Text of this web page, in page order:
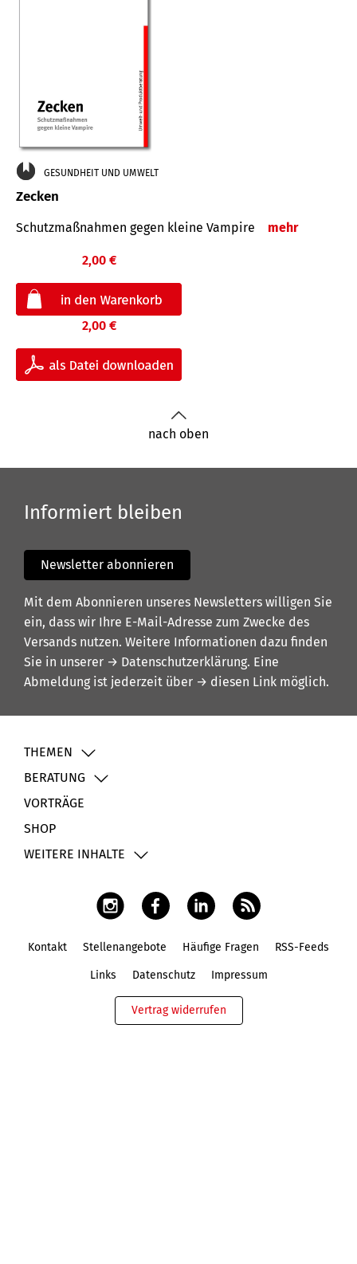
GESUNDHEIT UND UMWELT
Zecken
Schutz­maß­nahmen gegen kleine Vampire mehr
2,00 €
2,00 €
nach oben
Informiert bleiben
Newsletter abonnieren
Mit dem Abonnieren unseres Newsletters willigen Sie
ein, dass wir Ihre E-Mail-Adresse zum Zwecke des
Versands nutzen. Weitere Informationen dazu finden
Sie in unserer → Datenschutzerklärung. Eine
Abmeldung ist jederzeit über → diesen Link möglich.
THEMEN
BERATUNG
VORTRÄGE
SHOP
WEITERE INHALTE
Kontakt Stellenangebote Häufige Fragen RSS-Feeds
Links Datenschutz Impressum
Vertrag widerrufen